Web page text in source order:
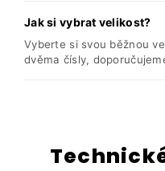
Jak si vybrat velikost?
Vyberte si svou běžnou
dvěma čísly,